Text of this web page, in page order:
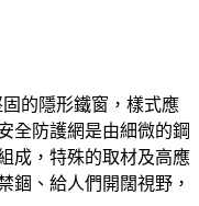
的隱形鐵窗，樣式應
全防護網是由細微的鋼
成，特殊的取材及高應
錮、給人們開闊視野，